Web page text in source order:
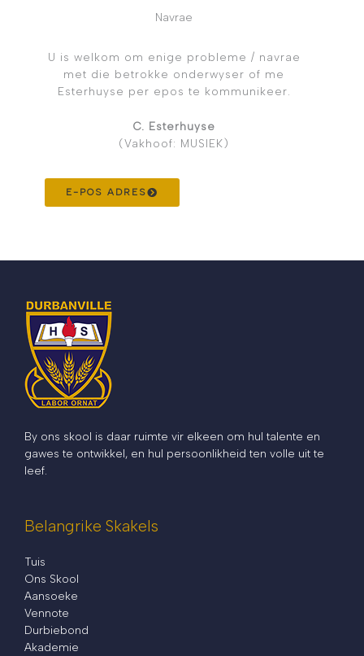
Navrae
U is welkom om enige probleme / navrae
met die betrokke onderwyser of me
Esterhuyse per epos te kommunikeer.
C. Esterhuyse
(Vakhoof: MUSIEK)
E-POS ADRES
By ons skool is daar ruimte vir elkeen om hul talente en
gawes te ontwikkel, en hul persoonlikheid ten volle uit te
leef.
Belangrike Skakels
Tuis
Ons Skool
Aansoeke
Vennote
Durbiebond
Akademie